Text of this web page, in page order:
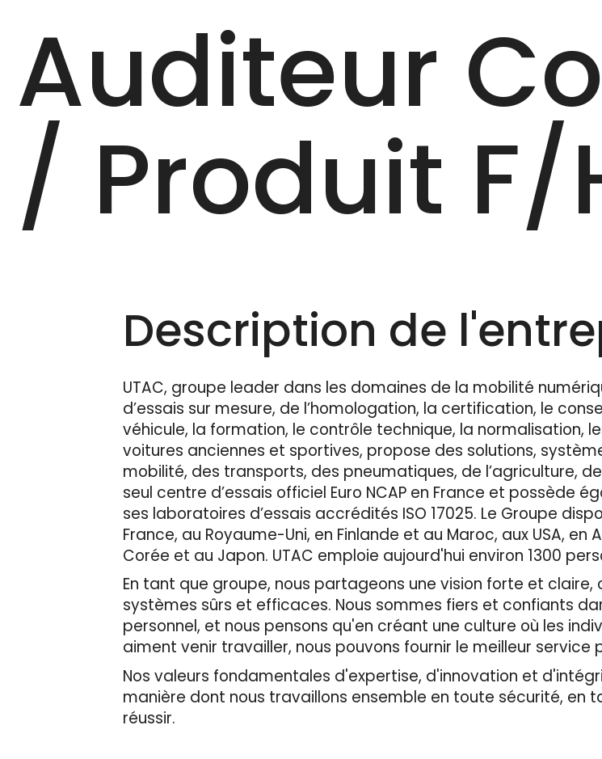
Auditeur
/‎ Produit F/‎
Description de
UTAC, groupe leader dans les domaines de la mobilité
d’essais sur mesure, de l’homologation, la certification, le
véhicule, la formation, le contrôle technique, la normalisation,
voitures anciennes et sportives, propose des solutions,
mobilité, des transports, des pneumatiques, de l’agriculture,
seul centre d’essais officiel Euro NCAP en France et possède
ses laboratoires d’essais accrédités ISO 17025. Le Groupe
France, au Royaume-Uni, en Finlande et au Maroc, aux USA,
Corée et au Japon. UTAC emploie aujourd'hui environ 1300
En tant que groupe, nous partageons une vision forte et
systèmes sûrs et efficaces. Nous sommes fiers et confiants
personnel, et nous pensons qu'en créant une culture où les
aiment venir travailler, nous pouvons fournir le meilleur service
Nos valeurs fondamentales d'expertise, d'innovation et
manière dont nous travaillons ensemble en toute sécurité, en
réussir.